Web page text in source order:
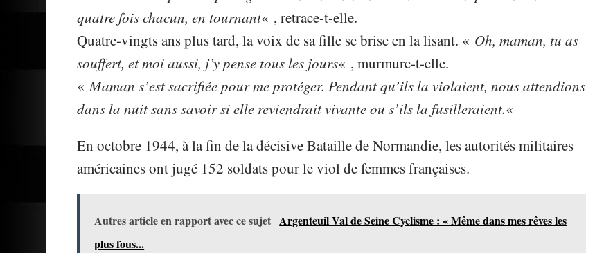
quatre fois chacun, en tournant« , retrace-t-elle.
Quatre-vingts ans plus tard, la voix de sa fille se brise en la lisant. « Oh, maman, tu as
souffert, et moi aussi, j’y pense tous les jours« , murmure-t-elle.
«Maman s’est sacrifiée pour me protéger. Pendant qu’ils la violaient, nous attendions
dans la nuit sans savoir si elle reviendrait vivante ou s’ils la fusilleraient.«
En octobre 1944, à la fin de la décisive Bataille de Normandie, les autorités militaires
américaines ont jugé 152 soldats pour le viol de femmes françaises.
Autres article en rapport avec ce sujet Argenteuil Val de Seine Cyclisme : « Même dans mes rêves les
plus fous...